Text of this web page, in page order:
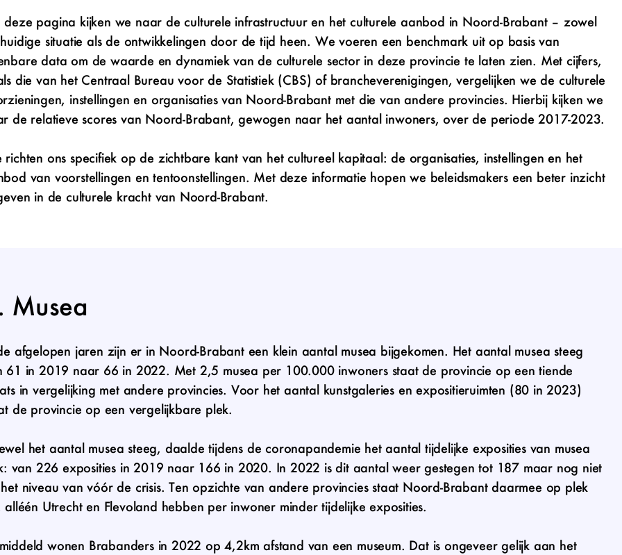
deze pagina kijken we naar deculturele infrastructuuren het culturele aanbod in Noord-Brabant – zowel
situatie als de ontwikkelingen door de tijd heen. We voeren een benchmark uit op basis van
data om de waarde en dynamiek van de culturele sector in deze provincie te laten zien. Met cijfers,
die van het Centraal Bureau voor de Statistiek (CBS) of brancheverenigingen, vergelijken we de culturele
instellingen en organisaties van Noord-Brabant met die van andere provincies. Hierbij kijken we
de relatieve scores van Noord-Brabant, gewogen naar het aantal inwoners, over de periode 2017-2023.
richten ons specifiek op de zichtbare kant van hetcultureel kapitaal: de organisaties, instellingen en het
van voorstellingen en tentoonstellingen. Met deze informatie hopen we beleidsmakers een beter inzicht
in de culturele kracht van Noord-Brabant.
Musea
afgelopen jaren zijn er in Noord-Brabant een klein aantal musea bijgekomen. Het aantal musea steeg
61 in 2019 naar 66 in 2022. Met 2,5 musea per 100.000 inwoners staat de provincie op een tiende
in vergelijking met andere provincies. Voor het aantal kunstgaleries en expositieruimten (80 in 2023)
de provincie op een vergelijkbare plek.
het aantal musea steeg, daalde tijdens de coronapandemie het aantal tijdelijke exposities van musea
van 226 exposities in 2019 naar 166 in 2020. In 2022 is dit aantal weer gestegen tot 187 maar nog niet
niveau van vóór de crisis. Ten opzichte van andere provincies staat Noord-Brabant daarmee op plek
Utrecht en Flevoland hebben per inwoner minder tijdelijke exposities.
wonen Brabanders in 2022 op 4,2km afstand van een museum. Dat is ongeveer gelijk aan het